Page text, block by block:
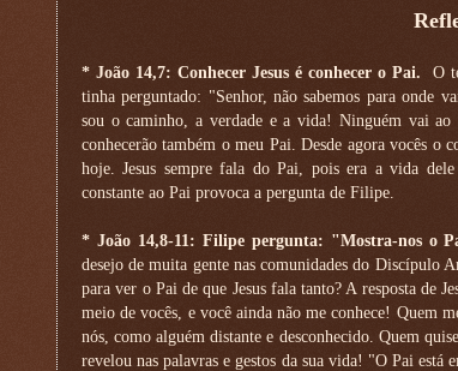
* João 14,7: Conhecer Jesus é conhecer o Pai.
O
tinha perguntado: "Senhor, não sabemos para onde
sou o caminho, a verdade e a vida! Ninguém vai ao
conhecerão também o meu Pai. Desde agora vocês
hoje. Jesus sempre fala do Pai, pois era a vida
constante ao Pai provoca a pergunta de Filipe.
* João 14,8-11: Filipe pergunta: "Mostra-nos o
desejo de muita gente nas comunidades do Discípulo
para ver o Pai de que Jesus fala tanto? A resposta de
meio de vocês, e você ainda não me conhece! Quem
nós, como alguém distante e desconhecido. Quem
revelou nas palavras e gestos da sua vida! "O Pai está